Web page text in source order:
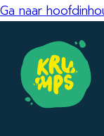
Ga naar